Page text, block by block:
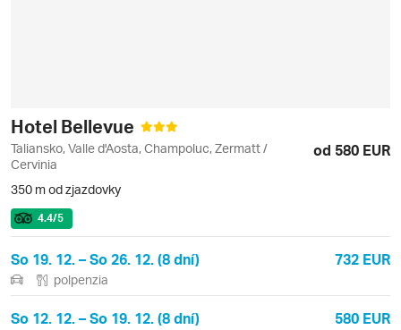
Hotel Bellevue
Taliansko, Valle d'Aosta, Champoluc, Zermatt /
Cervinia
od 580 EUR
350 m od zjazdovky
4.4/5
So 19. 12. – So 26. 12. (8 dní) 732 EUR
polpenzia
So 12. 12. – So 19. 12. (8 dní) 580 EUR